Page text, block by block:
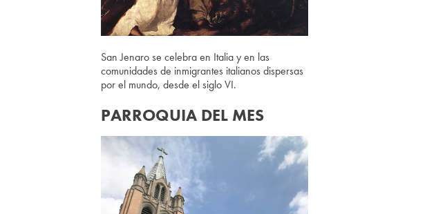
San Jenaro se celebra en Italia y en las
comunidades de inmigrantes italianos dispersas
por el mundo, desde el siglo VI.
PARROQUIA DEL MES